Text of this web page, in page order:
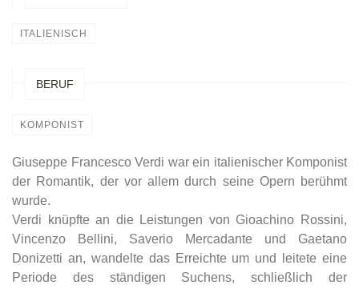
ITALIENISCH
BERUF
KOMPONIST
Giuseppe Francesco Verdi war ein italienischer Komponist
der Romantik, der vor allem durch seine Opern berühmt
wurde.
Verdi knüpfte an die Leistungen von Gioachino Rossini,
Vincenzo Bellini, Saverio Mercadante und Gaetano
Donizetti an, wandelte das Erreichte um und leitete eine
Periode des ständigen Suchens, schließlich der